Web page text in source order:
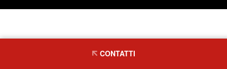
CONTATTI